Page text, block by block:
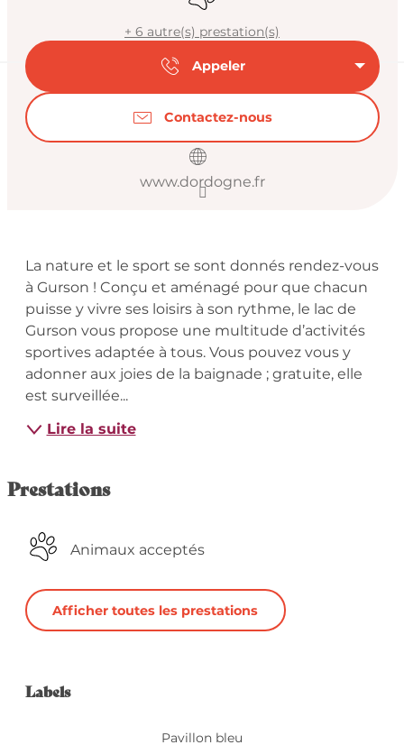
+ 6 autre(s) prestation(s)
Appeler
Contactez-nous
www.dordogne.fr
Description
La nature et le sport se sont donnés rendez-vous
à Gurson ! Conçu et aménagé pour que chacun
puisse y vivre ses loisirs à son rythme, le lac de
Gurson vous propose une multitude d’activités
sportives adaptée à tous. Vous pouvez vous y
adonner aux joies de la baignade ; gratuite, elle
est surveillée...
Lire la suite
Prestations
Animaux acceptés
Afficher toutes les prestations
Offres de
Labels
Labels
Pavillon bleu